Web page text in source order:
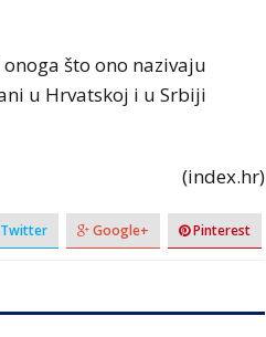
što ono nazivaju
u Hrvatskoj i u Srbiji
(index.hr)
Google+ Pinterest